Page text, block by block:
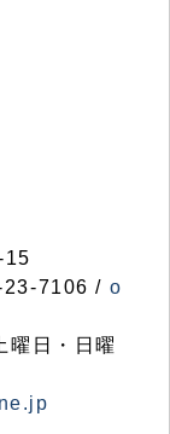
15
7106 / o
曜日・日曜